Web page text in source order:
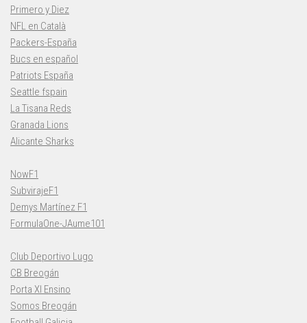
Primero y Diez
NFL en Català
Packers-España
Bucs en español
Patriots España
Seattle fspain
La Tisana Reds
Granada Lions
Alicante Sharks
NowF1
SubvirajeF1
Demys Martínez F1
FormulaOne-JAume101
Club Deportivo Lugo
CB Breogán
Porta XI Ensino
Somos Breogán